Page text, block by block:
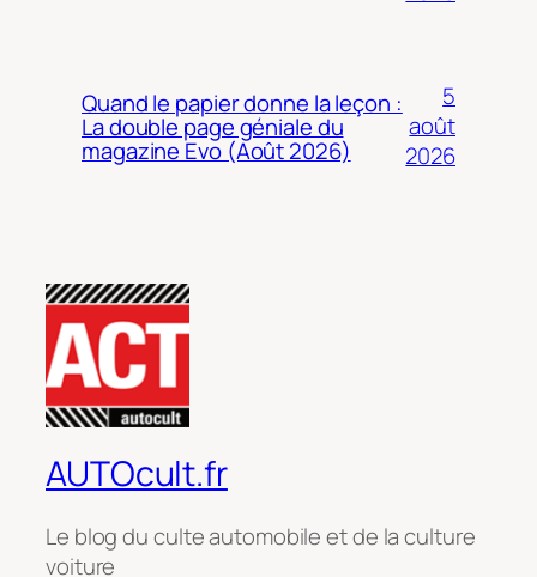
Quand le papier donne la leçon :
La double page géniale du
magazine Evo (Août 2026)
5
août
2026
AUTOcult.fr
Le blog du culte automobile et de la culture
voiture